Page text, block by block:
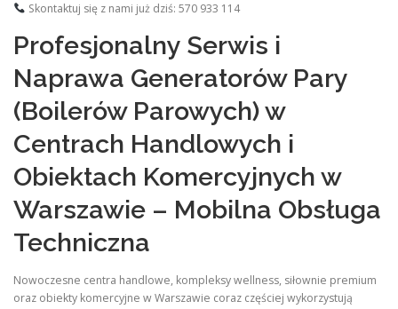
Skontaktuj się z nami już dziś: 570 933 114
Profesjonalny Serwis i
Naprawa Generatorów Pary
(Boilerów Parowych) w
Centrach Handlowych i
Obiektach Komercyjnych w
Warszawie – Mobilna Obsługa
Techniczna
Nowoczesne centra handlowe, kompleksy wellness, siłownie premium
oraz obiekty komercyjne w Warszawie coraz częściej wykorzystują